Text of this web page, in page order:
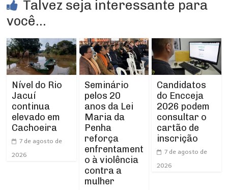
Talvez seja interessante para
você...
Nível do Rio
Jacuí
continua
elevado em
Cachoeira
7 de agosto de
2026
Seminário
pelos 20
anos da Lei
Maria da
Penha
reforça
enfrentament
o à violência
contra a
mulher
Candidatos
do Encceja
2026 podem
consultar o
cartão de
inscrição
7 de agosto de
2026